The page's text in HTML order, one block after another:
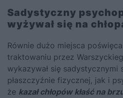
Sadystyczny
wyżywał się na
Równie dużo miejsca
traktowaniu przez
wykazywał się sadystycznymi
płaszczyźnie fizycznej, jak i
że kazał chłopów kłaść na